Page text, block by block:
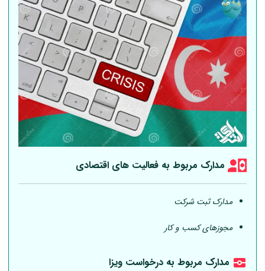
مدارک مربوط به فعالیت های اقتصادی
مدارک ثبت شرکت
مجوزهای کسب و کار
مدارک مربوط به درخواست ویزا